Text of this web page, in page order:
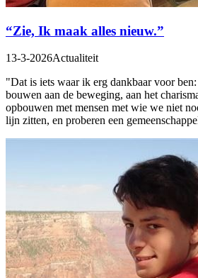
“Zie, Ik maak alles nieuw.”
13-3-2026Actualiteit
"Dat is iets waar ik erg dankbaar voor
bouwen aan de beweging, aan het
opbouwen met mensen met wie we niet
lijn zitten, en proberen een